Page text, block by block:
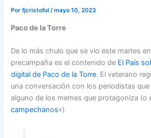
Porfjcristofol/mayo 10, 2023
Paco de la Torre
De lo más chulo que se vio este martes
precampaña es el contenido de El País
digital de Paco de la Torre. El veterano
una conversación con los periodistas que
alguno de los memes que protagoniza (o
campechanos«)